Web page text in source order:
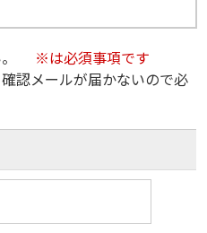
。
※は必須事項です
認メールが届かないので必